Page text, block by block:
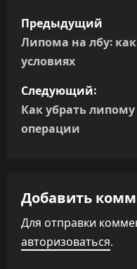
Н
а
в
и
г
ц
и
я
Предыдущий
Липома на лбу:
условиях
Следующий:
Как убрать
операции
Добавить
Для отправки
авторизоваться.